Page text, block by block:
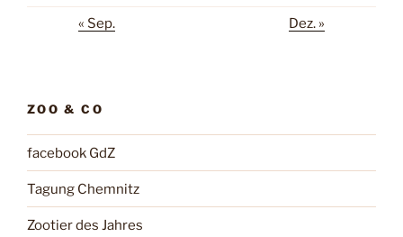
« Sep. Dez. »
ZOO & CO
facebook GdZ
Tagung Chemnitz
Zootier des Jahres